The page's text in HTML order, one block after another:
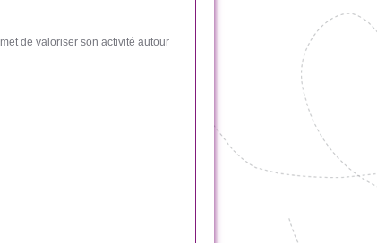
de valoriser son activité autour